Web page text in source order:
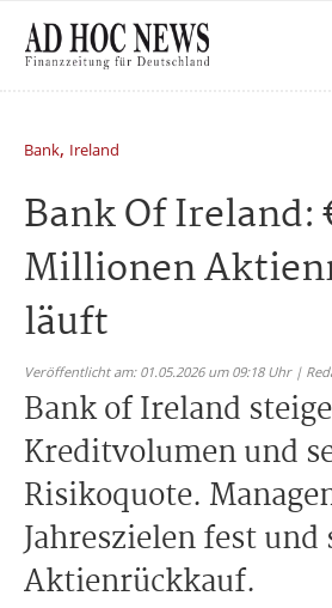
Bank, Ireland
Bank Of Ireland:
Millionen
läuft
Veröffentlicht am: 01.05.2026 um 09:18 Uhr |
Bank of Ireland
Kreditvolumen und
Risikoquote.
Jahreszielen fest
Aktienrückkauf.